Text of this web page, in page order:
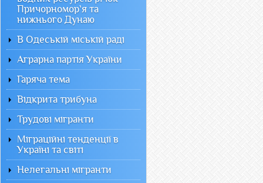
Причорномор`я та
нижнього Дунаю
В Одеській міській раді
Аграрна партія України
Гаряча тема
Відкрита трибуна
Трудові мігранти
Міграційні тенденції в
Україні та світі
Нелегальні мігранти